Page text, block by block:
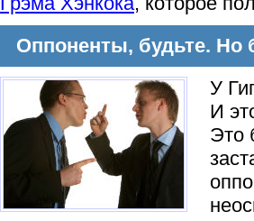
Оппоненты, будьте. Но
У
И
Это